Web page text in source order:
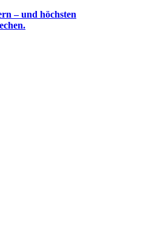
– und höchsten